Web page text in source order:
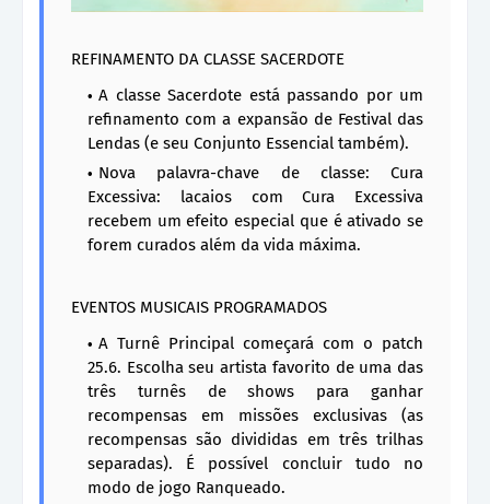
REFINAMENTO DA CLASSE SACERDOTE
A classe Sacerdote está passando por um
refinamento com a expansão de Festival das
Lendas (e seu Conjunto Essencial também).
Nova palavra-chave de classe: Cura
Excessiva: lacaios com Cura Excessiva
recebem um efeito especial que é ativado se
forem curados além da vida máxima.
EVENTOS MUSICAIS PROGRAMADOS
A Turnê Principal começará com o patch
25.6. Escolha seu artista favorito de uma das
três turnês de shows para ganhar
recompensas em missões exclusivas (as
recompensas são divididas em três trilhas
separadas). É possível concluir tudo no
modo de jogo Ranqueado.